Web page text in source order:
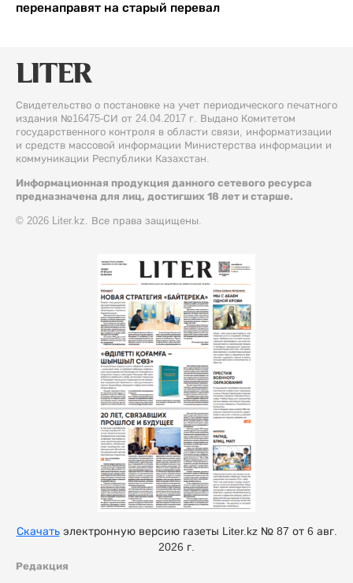
перенаправят на старый перевал
Свидетельство о постановке на учет периодического печатного
издания №16475-СИ от 24.04.2017 г. Выдано Комитетом
государственного контроля в области связи, информатизации
и средств массовой информации Министерства информации и
коммуникации Республики Казахстан.
Информационная продукция данного сетевого ресурса
предназначена для лиц, достигших 18 лет и старше.
© 2026 Liter.kz. Все права защищены.
Редакция
Скачатьэлектронную версию газеты Liter.kz № 87 от 6 авг.
2026 г.